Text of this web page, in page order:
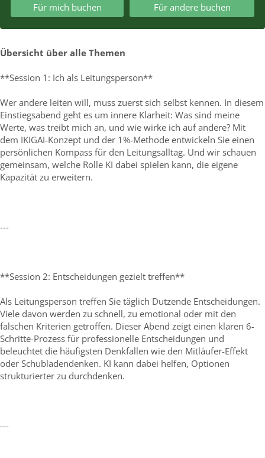
Für mich buchen Für andere buchen
Übersicht über alle Themen
**Session 1: Ich als Leitungsperson**
Wer andere leiten will, muss zuerst sich selbst kennen. In diesem
Einstiegsabend geht es um innere Klarheit: Was sind meine
Werte, was treibt mich an, und wie wirke ich auf andere? Mit
dem IKIGAI-Konzept und der 1%-Methode entwickeln Sie einen
persönlichen Kompass für den Leitungsalltag. Und wir schauen
gemeinsam, welche Rolle KI dabei spielen kann, die eigene
Kapazität zu erweitern.
---
**Session 2: Entscheidungen gezielt treffen**
Als Leitungsperson treffen Sie täglich Dutzende Entscheidungen.
Viele davon werden zu schnell, zu emotional oder mit den
falschen Kriterien getroffen. Dieser Abend zeigt einen klaren 6-
Schritte-Prozess für professionelle Entscheidungen und
beleuchtet die häufigsten Denkfallen wie den Mitläufer-Effekt
oder Schubladendenken. KI kann dabei helfen, Optionen
strukturierter zu durchdenken.
---